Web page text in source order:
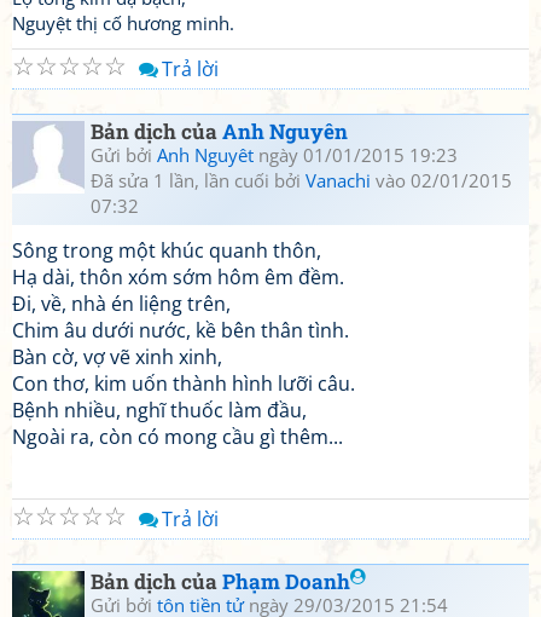
Nguyệt thị cố hương minh.
☆
☆
☆
☆
☆ Trả lời
Bản dịch củaAnh Nguyên
Gửi bởi Anh Nguyêt ngày 01/01/2015 19:23
Đã sửa 1 lần, lần cuối bởi Vanachi vào 02/01/2015
07:32
Sông trong một khúc quanh thôn,
Hạ dài, thôn xóm sớm hôm êm đềm.
Đi, về, nhà én liệng trên,
Chim âu dưới nước, kề bên thân tình.
Bàn cờ, vợ vẽ xinh xinh,
Con thơ, kim uốn thành hình lưỡi câu.
Bệnh nhiều, nghĩ thuốc làm đầu,
Ngoài ra, còn có mong cầu gì thêm...
☆
☆
☆
☆
☆ Trả lời
Bản dịch củaPhạm Doanh
Gửi bởi tôn tiền tửngày 29/03/2015 21:54